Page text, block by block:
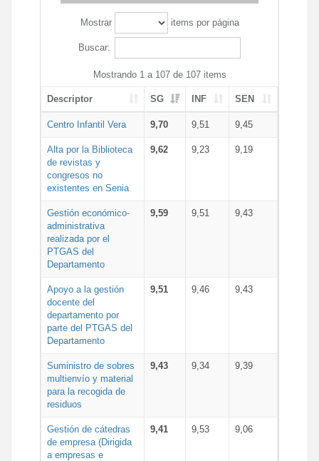
Mostrar items por página
Buscar:
Mostrando 1 a 107 de 107 items
Descriptor SG INF SEN
Centro Infantil Vera 9,70 9,51 9,45
Alta por la Biblioteca
de revistas y
congresos no
existentes en Senia
9,62 9,23 9,19
Gestión económico-
administrativa
realizada por el
PTGAS del
Departamento
9,59 9,51 9,43
Apoyo a la gestión
docente del
departamento por
parte del PTGAS del
Departamento
9,51 9,46 9,43
Suministro de sobres
multienvío y material
para la recogida de
residuos
9,43 9,34 9,39
Gestión de cátedras
de empresa (Dirigida
a empresas e
9,41 9,53 9,06